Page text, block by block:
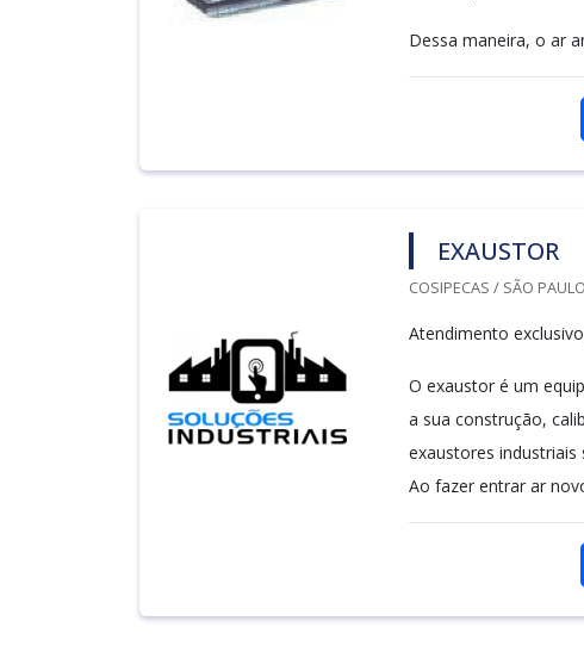
Dessa maneira, o ar
EXAUSTOR
COSIPECAS / SÃO
Atendimento
O exaustor é um
a sua construção,
exaustores
Ao fazer entrar ar